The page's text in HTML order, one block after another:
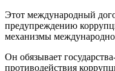
Этот международный
предупреждению
механизмы
Он обязывает
противодействия